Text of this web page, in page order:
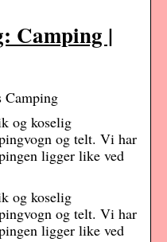
Camping |
Camping
og koselig
og telt. Vi har
ligger like ved
og koselig
og telt. Vi har
ligger like ved